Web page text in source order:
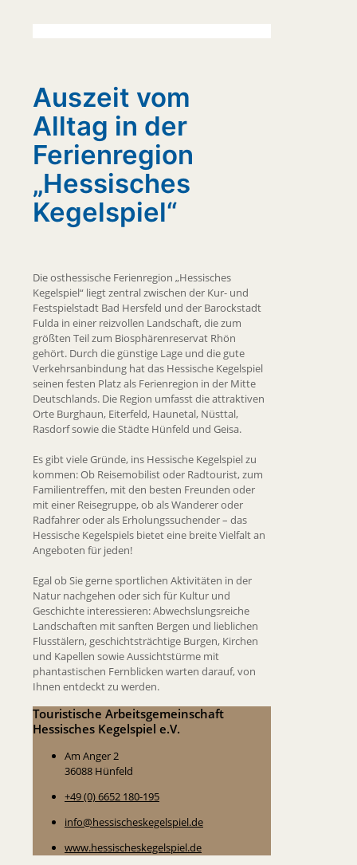
Auszeit vom
Alltag in der
Ferienregion
„Hessisches
Kegelspiel“
Die osthessische Ferienregion „Hessisches
Kegelspiel“ liegt zentral zwischen der Kur- und
Festspielstadt Bad Hersfeld und der Barockstadt
Fulda in einer reizvollen Landschaft, die zum
größten Teil zum Biosphärenreservat Rhön
gehört. Durch die günstige Lage und die gute
Verkehrsanbindung hat das Hessische Kegelspiel
seinen festen Platz als Ferienregion in der Mitte
Deutschlands. Die Region umfasst die attraktiven
Orte Burghaun, Eiterfeld, Haunetal, Nüsttal,
Rasdorf sowie die Städte Hünfeld und Geisa.
Es gibt viele Gründe, ins Hessische Kegelspiel zu
kommen: Ob Reisemobilist oder Radtourist, zum
Familientreffen, mit den besten Freunden oder
mit einer Reisegruppe, ob als Wanderer oder
Radfahrer oder als Erholungssuchender – das
Hessische Kegelspiels bietet eine breite Vielfalt an
Angeboten für jeden!
Egal ob Sie gerne sportlichen Aktivitäten in der
Natur nachgehen oder sich für Kultur und
Geschichte interessieren: Abwechslungsreiche
Landschaften mit sanften Bergen und lieblichen
Flusstälern, geschichtsträchtige Burgen, Kirchen
und Kapellen sowie Aussichtstürme mit
phantastischen Fernblicken warten darauf, von
Ihnen entdeckt zu werden.
Touristische Arbeitsgemeinschaft
Hessisches Kegelspiel e.V.
Am Anger 2
36088 Hünfeld
+49 (0) 6652 180-195
info@hessischeskegelspiel.de
www.hessischeskegelspiel.de